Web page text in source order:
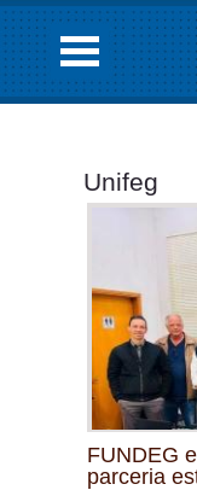
Unifeg
FUNDEG
parceria